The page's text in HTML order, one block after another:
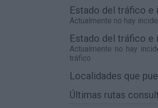
Estado del tráfico e
Actualmente no hay
Estado del tráfico e
Actualmente no hay
tráfico
Localidades que
Últimas rutas